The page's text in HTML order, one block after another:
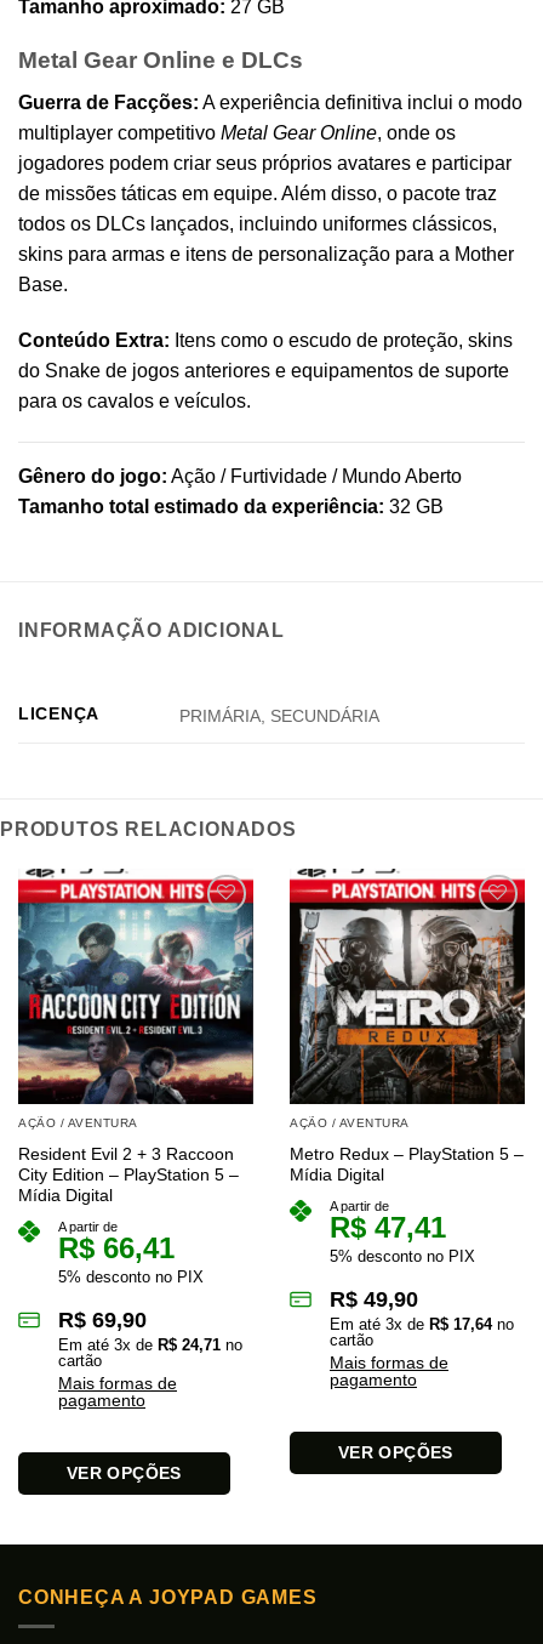
Tamanho aproximado: 27 GB
Metal Gear Online e DLCs
Guerra de Facções: A experiência definitiva inclui o modo
multiplayer competitivo Metal Gear Online, onde os
jogadores podem criar seus próprios avatares e participar
de missões táticas em equipe. Além disso, o pacote traz
todos os DLCs lançados, incluindo uniformes clássicos,
skins para armas e itens de personalização para a Mother
Base.
Conteúdo Extra: Itens como o escudo de proteção, skins
do Snake de jogos anteriores e equipamentos de suporte
para os cavalos e veículos.
Gênero do jogo: Ação / Furtividade / Mundo Aberto
Tamanho total estimado da experiência: 32 GB
INFORMAÇÃO ADICIONAL
LICENÇA PRIMÁRIA, SECUNDÁRIA
PRODUTOS RELACIONADOS
AÇÃO / AVENTURA
Resident Evil 2 + 3 Raccoon
City Edition – PlayStation 5 –
Mídia Digital
A partir de
R$ 66,41
5% desconto no PIX
R$ 69,90
Em até 3x de R$ 24,71 no
cartão
Mais formas de
pagamento
VER OPÇÕES
variantes.
As
AÇÃO / AVENTURA
Metro Redux – PlayStation 5 –
Mídia Digital
A partir de
R$ 47,41
5% desconto no PIX
R$ 49,90
Em até 3x de R$ 17,64no
cartão
Mais formas de
pagamento
VER OPÇÕES
variantes.
CONHEÇA A JOYPAD GAMES